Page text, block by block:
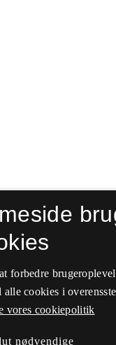
forbedre
cookies i
vores cookiepolitik
nødvendige